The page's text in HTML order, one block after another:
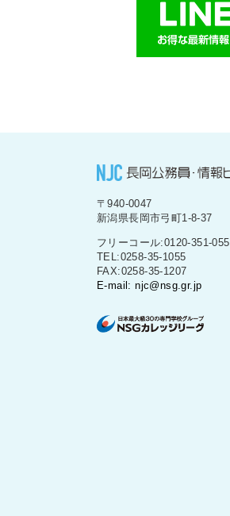
〒940-0047
新潟県長岡市弓町1-8-37
フリーコール:0120-351-055
TEL:0258-35-1055
FAX:0258-35-1207
E-mail: njc@nsg.gr.jp